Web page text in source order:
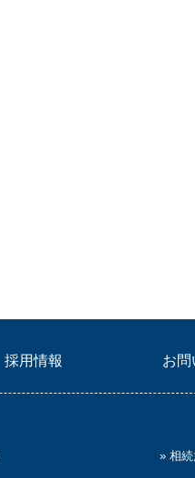
採用情報 お問
» 相